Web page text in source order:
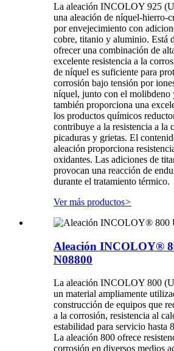
La aleación INCOLOY 925
una aleación de níquel-hierro-
por envejecimiento con
cobre, titanio y aluminio. Está
ofrecer una combinación de
excelente resistencia a la
de níquel es suficiente para
corrosión bajo tensión por
níquel, junto con el molibdeno
también proporciona una
los productos químicos
contribuye a la resistencia a la
picaduras y grietas. El
aleación proporciona
oxidantes. Las adiciones de
provocan una reacción de
durante el tratamiento térmico.
Ver más productos>
Aleación INCOLOY®
N08800
La aleación INCOLOY 800
un material ampliamente
construcción de equipos que
a la corrosión, resistencia al
estabilidad para servicio hasta
La aleación 800 ofrece
corrosión en diversos medios